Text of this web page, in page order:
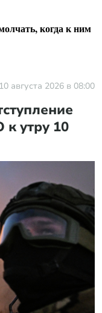
когда к ним
10 августа 2026 в 08:00
к утру 10